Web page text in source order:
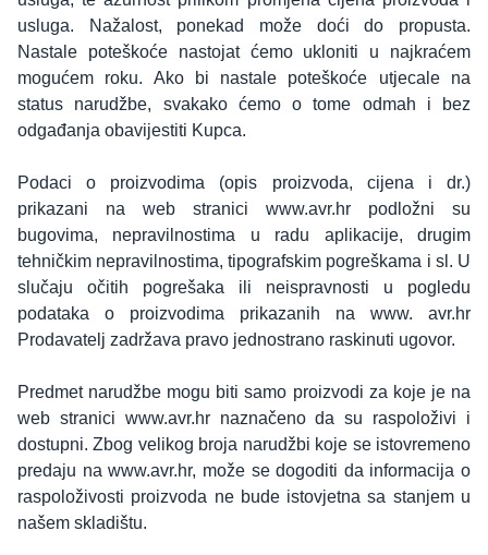
usluga. Nažalost, ponekad može doći do propusta.
Nastale poteškoće nastojat ćemo ukloniti u najkraćem
mogućem roku. Ako bi nastale poteškoće utjecale na
status narudžbe, svakako ćemo o tome odmah i bez
odgađanja obavijestiti Kupca.
Podaci o proizvodima (opis proizvoda, cijena i dr.)
prikazani na web stranici www.avr.hr podložni su
bugovima, nepravilnostima u radu aplikacije, drugim
tehničkim nepravilnostima, tipografskim pogreškama i sl. U
slučaju očitih pogrešaka ili neispravnosti u pogledu
podataka o proizvodima prikazanih na www. avr.hr
Prodavatelj zadržava pravo jednostrano raskinuti ugovor.
Predmet narudžbe mogu biti samo proizvodi za koje je na
web stranici www.avr.hr naznačeno da su raspoloživi i
dostupni. Zbog velikog broja narudžbi koje se istovremeno
predaju na www.avr.hr, može se dogoditi da informacija o
raspoloživosti proizvoda ne bude istovjetna sa stanjem u
našem skladištu.